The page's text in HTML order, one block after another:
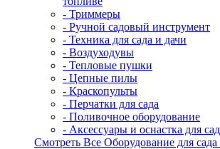
- Триммеры
- Ручной садовый инструмент
- Техника для сада и дачи
- Воздуходувы
- Тепловые пушки
- Цепные пилы
- Краскопульты
- Перчатки для сада
- Поливочное оборудование
- Аксессуары и оснастка для
Смотреть Все Оборудование для сада